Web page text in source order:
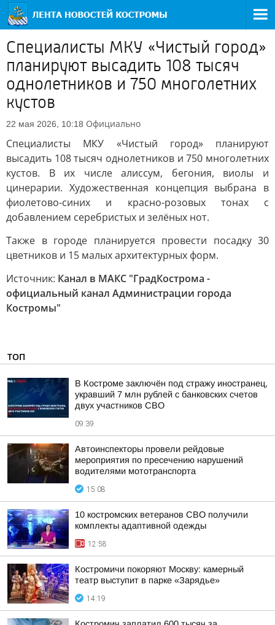
Специалисты МКУ «Чистый город»
планируют высадить 108 тысяч
однолетников и 750 многолетних
кустов
22 мая 2026, 10:18 Официально
Специалисты МКУ «Чистый город» планируют
высадить 108 тысяч однолетников и 750 многолетних
кустов. В их числе алиссум, бегония, виолы и
цинерарии. Художественная концепция выбрана в
фиолетово-синих и красно-розовых тонах с
добавлением серебристых и зелёных нот.
Также в городе планируется провести посадку 30
цветников и 15 малых архитектурных форм.
Источник: Канал в МАКС "ГрадКострома -
официальный канал Администрации города
Костромы"
ТОП
В Костроме заключён под стражу иностранец,
укравший 7 млн рублей с банковских счетов
двух участников СВО
09:39
Автоинспекторы провели рейдовые
мероприятия по пресечению нарушений
водителями мототранспорта
15:08
10 костромских ветеранов СВО получили
комплекты адаптивной одежды
12:58
Костромичи покоряют Москву: камерный
театр выступит в парке «Зарядье»
14:19